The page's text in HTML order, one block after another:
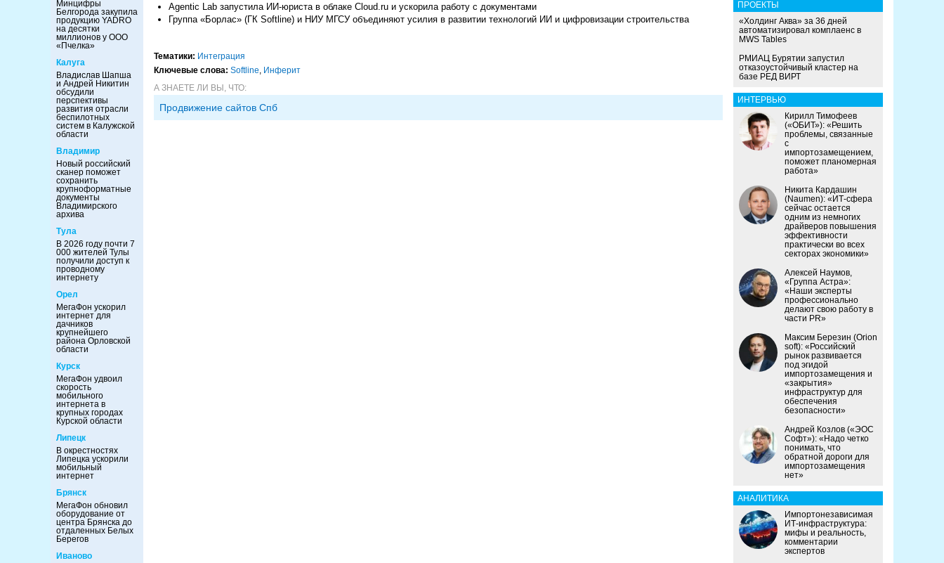
Минцифры
Белгорода закупила
продукцию YADRO
на десятки
миллионов у ООО
«Пчелка»
Калуга
Владислав Шапша
и Андрей Никитин
обсудили
перспективы
развития отрасли
беспилотных
систем в Калужской
области
Владимир
Новый российский
сканер поможет
сохранить
крупноформатные
документы
Владимирского
архива
Тула
В 2026 году почти 7
000 жителей Тулы
получили доступ к
проводному
интернету
Орел
МегаФон ускорил
интернет для
дачников
крупнейшего
района Орловской
области
Курск
МегаФон удвоил
скорость
мобильного
интернета в
крупных городах
Курской области
Липецк
В окрестностях
Липецка ускорили
мобильный
интернет
Брянск
МегаФон обновил
оборудование от
центра Брянска до
отдаленных Белых
Берегов
Иваново
Agentic Lab запустила ИИ-юриста в облаке Cloud.ru и ускорила работу с документами
Группа «Борлас» (ГК Softline) и НИУ МГСУ объединяют усилия в развитии технологий ИИ и цифровизации строительства
Тематики: Интеграция
Ключевые слова: Softline, Инферит
А ЗНАЕТЕ ЛИ ВЫ, ЧТО:
Продвижение сайтов Спб
ПРОЕКТЫ
«Холдинг Аква» за 36 дней
автоматизировал комплаенс в
MWS Tables
РМИАЦ Бурятии запустил
отказоустойчивый кластер на
базе РЕД ВИРТ
ИНТЕРВЬЮ
Кирилл Тимофеев
(«ОБИТ»): «Решить
проблемы, связанные
с
импортозамещением,
поможет планомерная
работа»
Никита Кардашин
(Naumen): «ИТ-сфера
сейчас остается
одним из немногих
драйверов повышения
эффективности
практически во всех
секторах экономики»
Алексей Наумов,
«Группа Астра»:
«Наши эксперты
профессионально
делают свою работу в
части PR»
Максим Березин (Orion
soft): «Российский
рынок развивается
под эгидой
импортозамещения и
«закрытия»
инфраструктур для
обеспечения
безопасности»
Андрей Козлов («ЭОС
Софт»): «Надо четко
понимать, что
обратной дороги для
импортозамещения
нет»
АНАЛИТИКА
Импортонезависимая
ИТ-инфраструктура:
мифы и реальность,
комментарии
экспертов